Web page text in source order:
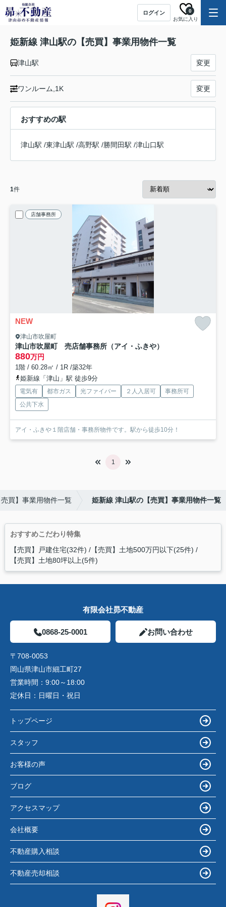
ログイン
お気に入り
0
姫新線 津山駅の【売買】事業用物件一覧
津山駅 変更
ワンルーム,1K 変更
おすすめの駅
津山駅 /東津山駅 /高野駅 /勝間田駅 /津山口駅
1件
店舗事務所
NEW
津山市吹屋町
津山市吹屋町 売店舗事務所（アイ・ふきや）
880万円
1階 / 60.28㎡ / 1R /築32年
姫新線「津山」駅 徒歩9分
電気有 都市ガス 光ファイバー ２人入居可
事務所可
公共下水
アイ・ふきや１階店舗・事務所物件です。駅から徒歩10分！
1
買】事業用物件一覧 姫新線 津山駅の【売買】事業用物件一覧
おすすめこだわり特集
【売買】戸建住宅(32件) 【売買】土地500万円以下(25件)
【売買】土地80坪以上(5件)
有限会社昴不動産
0868-25-0001 お問い合わせ
〒708-0053
岡山県津山市細工町27
営業時間： 9:00～18:00
定休日： 日曜日・祝日
トップページ
スタッフ
お客様の声
ブログ
アクセスマップ
会社概要
不動産購入相談
不動産売却相談